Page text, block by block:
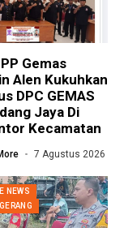
Gemas
Alen Kukuhkan
DPC GEMAS
Jaya Di
Kecamatan
7 Agustus 2026
NEWS